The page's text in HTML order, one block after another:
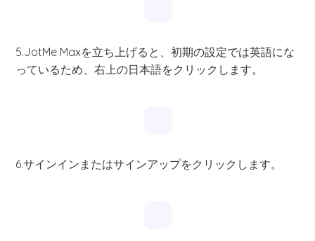
5.JotMe Maxを立ち上げると、初期の設定では英語にな
っているため、右上の日本語をクリックします。
6.サインインまたはサインアップをクリックします。